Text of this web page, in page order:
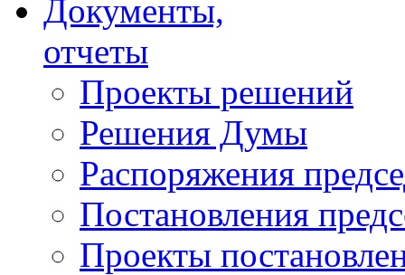
Документы,
отчеты
Проекты решений
Решения Думы
Распоряжения
Постановления
Проекты